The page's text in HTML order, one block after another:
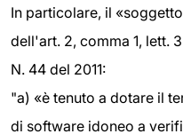
In particolare, il
dell'art. 2, comma 1, lett.
N. 44 del 2011:
"a) «è tenuto a dotare il
di software idoneo a